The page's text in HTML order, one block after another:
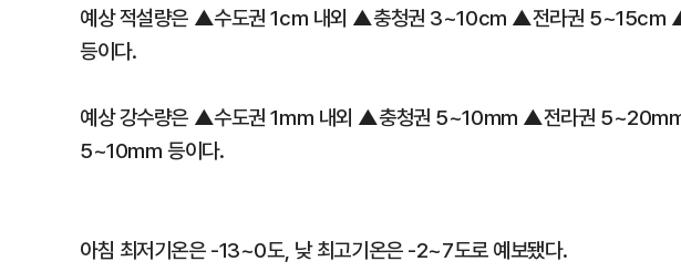
예상 적설량은 ▲수도권 1cm 내외 ▲충청권 3~10cm ▲전라권
등이다.
예상 강수량은 ▲수도권 1mm 내외 ▲충청권 5~10mm ▲전라권
5~10mm 등이다.
아침 최저기온은 -13~0도, 낮 최고기온은 -2~7도로 예보됐다.